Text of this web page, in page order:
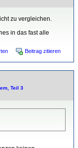
zu vergleichen.
in das fast alle
Beitrag zitieren
Teil 3